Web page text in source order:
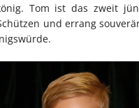
Tom ist das zweit
und errang